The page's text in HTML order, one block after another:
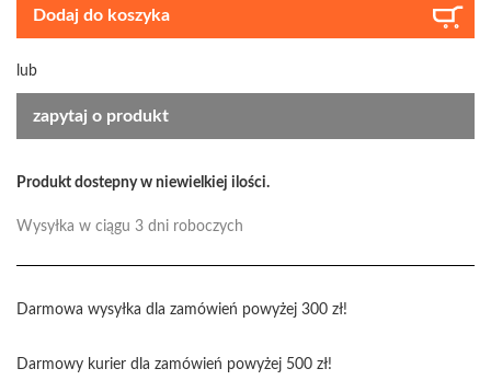
Dodaj do koszyka
lub
zapytaj o produkt
Produkt dostepny w niewielkiej ilości.
Wysyłka w ciągu 3 dni roboczych
Darmowa wysyłka dla zamówień powyżej 300 zł!
Darmowy kurier dla zamówień powyżej 500 zł!